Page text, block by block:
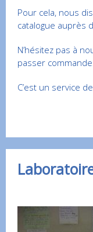
Pour cela, nous
catalogue auprès
N’hésitez pas à
passer
C’est un service